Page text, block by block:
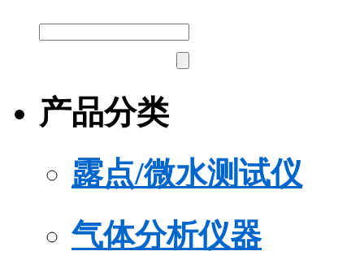
产品分类
露点/微水测试仪
气体分析仪器